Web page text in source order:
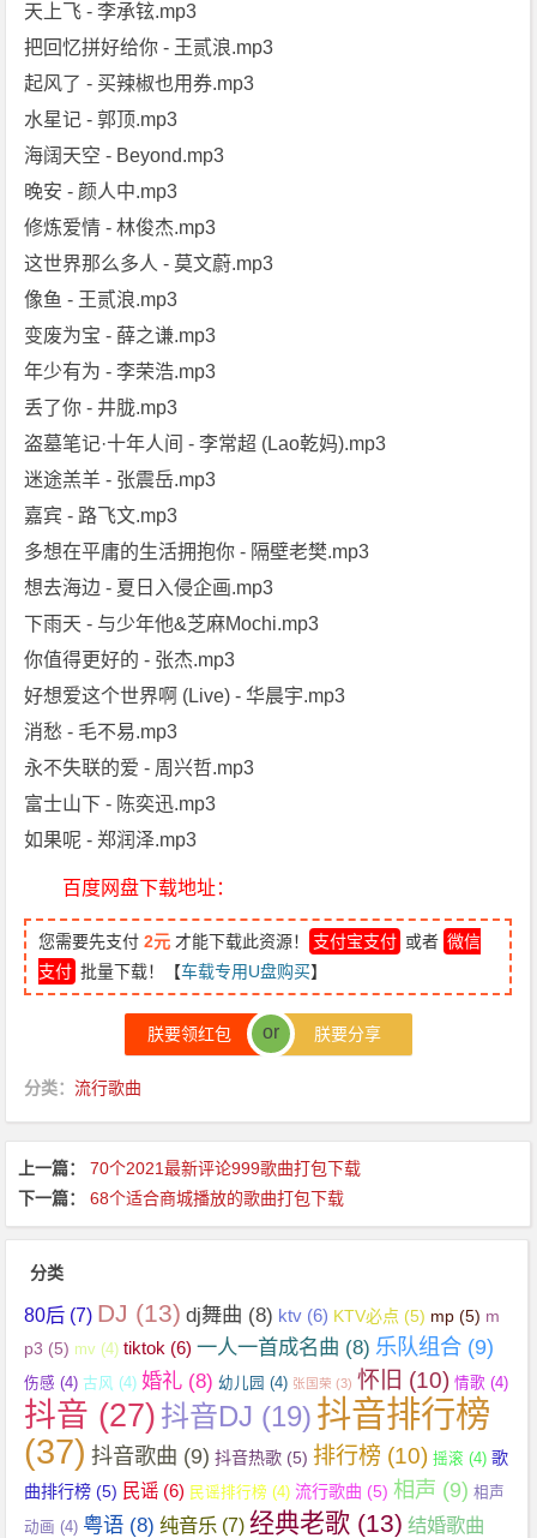
天上飞 - 李承铉.mp3
把回忆拼好给你 - 王贰浪.mp3
起风了 - 买辣椒也用券.mp3
水星记 - 郭顶.mp3
海阔天空 - Beyond.mp3
晚安 - 颜人中.mp3
修炼爱情 - 林俊杰.mp3
这世界那么多人 - 莫文蔚.mp3
像鱼 - 王贰浪.mp3
变废为宝 - 薛之谦.mp3
年少有为 - 李荣浩.mp3
丢了你 - 井胧.mp3
盗墓笔记·十年人间 - 李常超 (Lao乾妈).mp3
迷途羔羊 - 张震岳.mp3
嘉宾 - 路飞文.mp3
多想在平庸的生活拥抱你 - 隔壁老樊.mp3
想去海边 - 夏日入侵企画.mp3
下雨天 - 与少年他&芝麻Mochi.mp3
你值得更好的 - 张杰.mp3
好想爱这个世界啊 (Live) - 华晨宇.mp3
消愁 - 毛不易.mp3
永不失联的爱 - 周兴哲.mp3
富士山下 - 陈奕迅.mp3
如果呢 - 郑润泽.mp3
百度网盘下载地址：
您需要先支付2元 才能下载此资源！ 支付宝支付 或者 微信
支付 批量下载！【车载专用U盘购买】
朕要领红包 or 朕要分享
分类：流行歌曲
上一篇：
70个2021最新评论999歌曲打包下载
下一篇：
68个适合商城播放的歌曲打包下载
分类
80后 (7) DJ (13) dj舞曲 (8) ktv (6) KTV必点 (5) mp (5) m
p3 (5) mv (4) tiktok (6) 一人一首成名曲 (8) 乐队组合 (9)
伤感 (4) 古风 (4) 婚礼 (8) 幼儿园 (4) 张国荣 (3) 怀旧 (10) 情歌 (4)
抖音 (27) 抖音DJ (19) 抖音排行榜
(37) 抖音歌曲 (9) 抖音热歌 (5) 排行榜 (10) 摇滚 (4) 歌
曲排行榜 (5) 民谣 (6) 民谣排行榜 (4) 流行歌曲 (5) 相声 (9) 相声
动画 (4) 粤语 (8) 纯音乐 (7) 经典老歌 (13) 结婚歌曲